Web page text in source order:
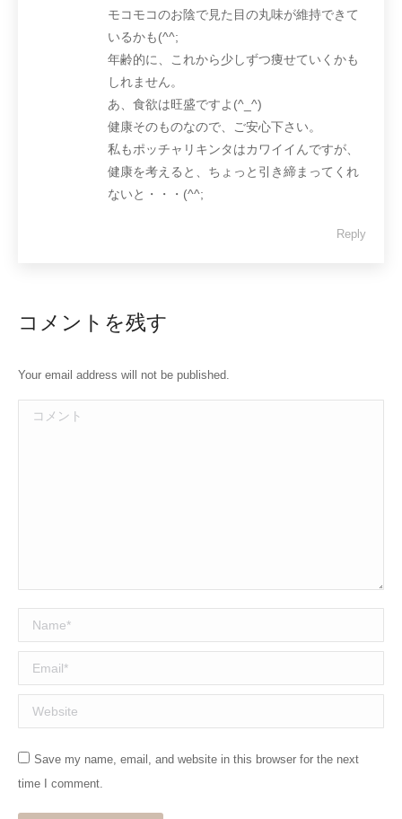
モコモコのお陰で見た目の丸味が維持できて
いるかも(^^;
年齢的に、これから少しずつ痩せていくかも
しれません。
あ、食欲は旺盛ですよ(^_^)
健康そのものなので、ご安心下さい。
私もポッチャリキンタはカワイイんですが、
健康を考えると、ちょっと引き締まってくれ
ないと・・・(^^;
Reply
コメントを残す
Your email address will not be published.
コメント
Name *
Email *
Website
Save my name, email, and website in this browser for the next
time I comment.